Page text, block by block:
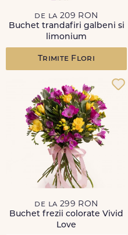
de la 209 RON
Buchet trandafiri galbeni si
limonium
Trimite Flori
de la 299 RON
Buchet frezii colorate Vivid
Love